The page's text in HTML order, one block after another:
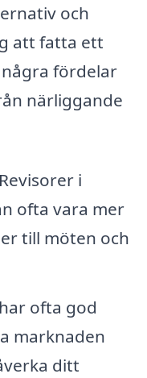
och
att fatta ett
fördelar
närliggande
Revisorer i
ofta vara mer
till möten och
ofta god
marknaden
ditt